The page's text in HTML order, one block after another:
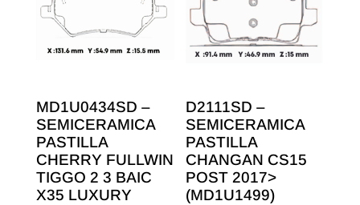
$10.00
$26.88
MD1U0434SD –
SEMICERAMICA
PASTILLA
CHERRY FULLWIN
TIGGO 2 3 BAIC
X35 LUXURY
D2111SD –
SEMICERAMICA
PASTILLA
CHANGAN CS15
POST 2017>
(MD1U1499)